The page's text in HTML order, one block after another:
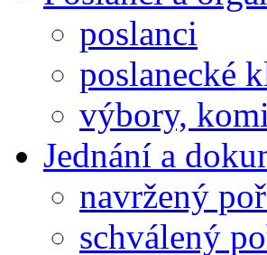
poslanci
poslanecké
výbory,
Jednání a
navržený
schválený